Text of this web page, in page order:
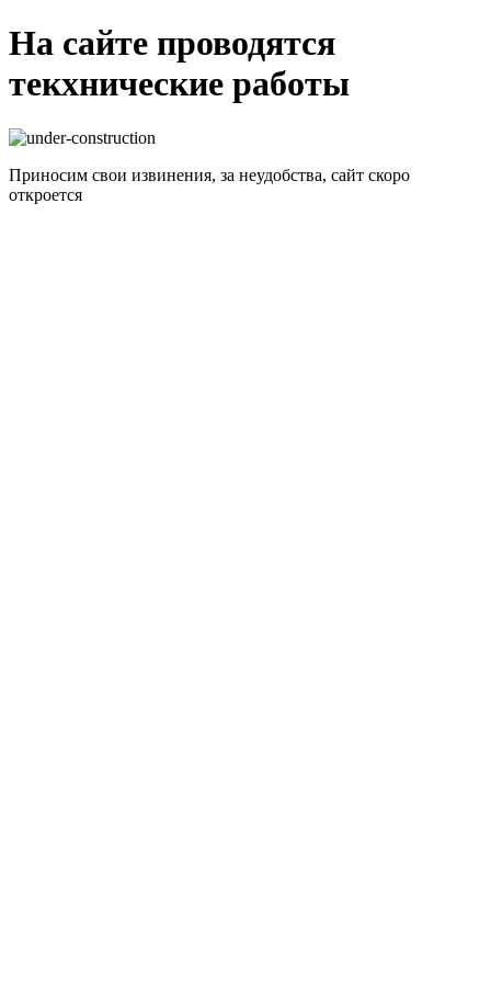
На сайте проводятся
текхнические работы
Приносим свои извинения, за неудобства, сайт скоро
откроется